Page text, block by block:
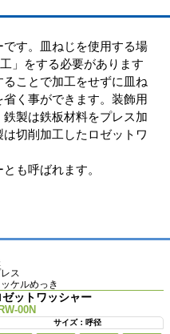
す。皿ねじを使用する場
」をする必要があります
ことで加工をせずに皿ね
く事ができます。装飾用
製は鉄板材料をプレス加
切削加工したロゼットワ
も呼ばれます。
ス
ッケルめっき
ゼットワッシャー
00N
サイズ：呼径